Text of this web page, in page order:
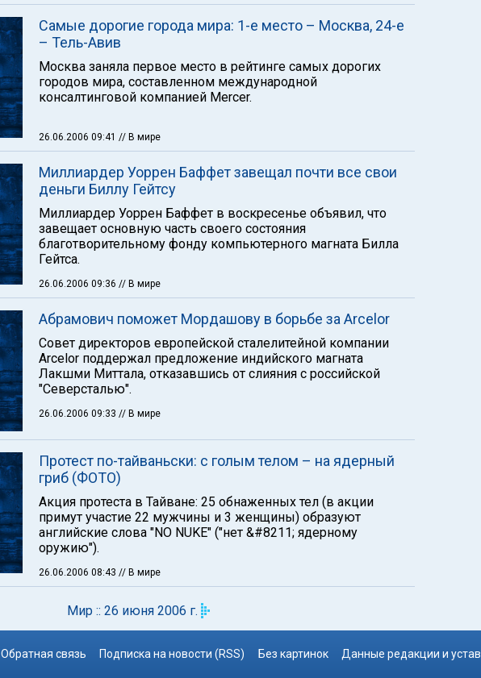
Самые дорогие города мира: 1-е место – Москва, 24-е
– Тель-Авив
Москва заняла первое место в рейтинге самых дорогих
городов мира, составленном международной
консалтинговой компанией Mercer.
26.06.2006 09:41 // В мире
Миллиардер Уоррен Баффет завещал почти все свои
деньги Биллу Гейтсу
Миллиардер Уоррен Баффет в воскресенье объявил, что
завещает основную часть своего состояния
благотворительному фонду компьютерного магната Билла
Гейтса.
26.06.2006 09:36 // В мире
Абрамович поможет Мордашову в борьбе за Arcelor
Совет директоров европейской сталелитейной компании
Arcelor поддержал предложение индийского магната
Лакшми Миттала, отказавшись от слияния с российской
"Северсталью".
26.06.2006 09:33 // В мире
Протест по-тайваньски: с голым телом – на ядерный
гриб (ФОТО)
Акция протеста в Тайване: 25 обнаженных тел (в акции
примут участие 22 мужчины и 3 женщины) образуют
английские слова "NO NUKE" ("нет &#8211; ядерному
оружию").
26.06.2006 08:43 // В мире
Мир :: 26 июня 2006 г.
Обратная связь Подписка на новости (RSS) Без картинок Данные редакции и устав